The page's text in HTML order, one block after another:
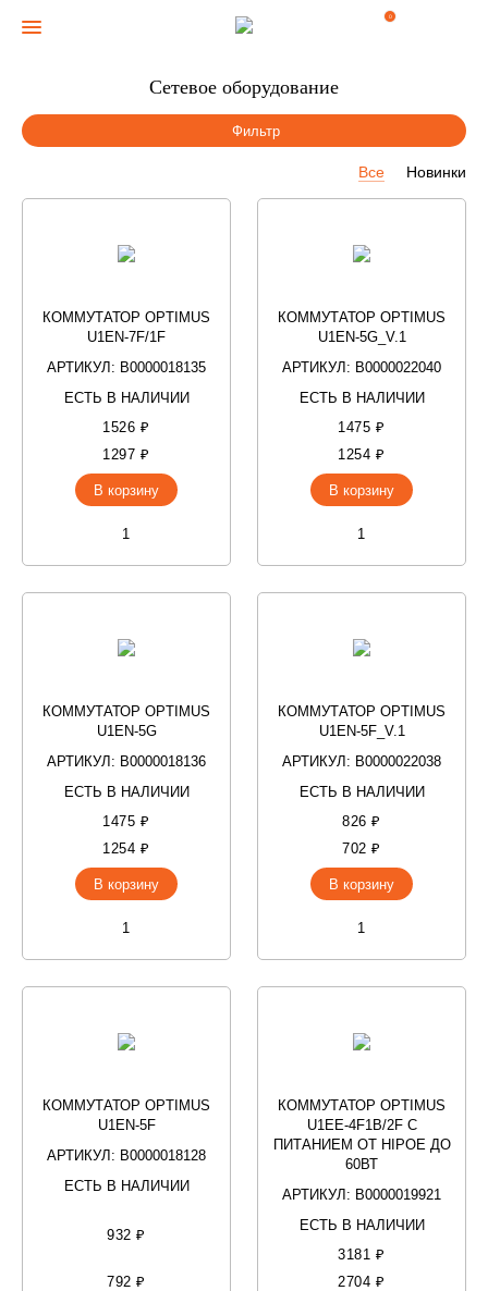
0
Сетевое оборудование
Фильтр
Все Новинки
КОММУТАТОР OPTIMUS
U1EN-7F/1F
АРТИКУЛ: В0000018135
ЕСТЬ В НАЛИЧИИ
1526 ₽
1297 ₽
В корзину
КОММУТАТОР OPTIMUS
U1EN-5G_V.1
АРТИКУЛ: В0000022040
ЕСТЬ В НАЛИЧИИ
1475 ₽
1254 ₽
В корзину
КОММУТАТОР OPTIMUS
U1EN-5G
АРТИКУЛ: В0000018136
ЕСТЬ В НАЛИЧИИ
1475 ₽
1254 ₽
В корзину
КОММУТАТОР OPTIMUS
U1EN-5F_V.1
АРТИКУЛ: В0000022038
ЕСТЬ В НАЛИЧИИ
826 ₽
702 ₽
В корзину
КОММУТАТОР OPTIMUS
U1EN-5F
АРТИКУЛ: В0000018128
ЕСТЬ В НАЛИЧИИ
932 ₽
792 ₽
КОММУТАТОР OPTIMUS
U1EE-4F1B/2F С
ПИТАНИЕМ ОТ HIPOE ДО
60ВТ
АРТИКУЛ: В0000019921
ЕСТЬ В НАЛИЧИИ
3181 ₽
2704 ₽